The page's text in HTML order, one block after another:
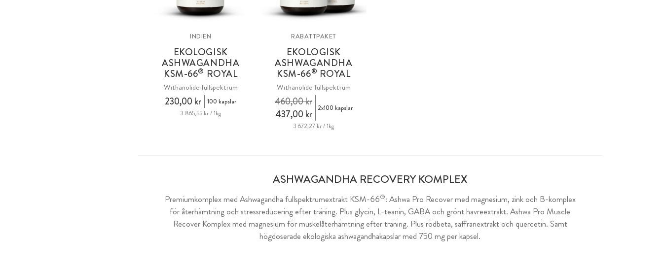
INDIEN
EKOLOGISK
ASHWAGANDHA
KSM-66® ROYAL
Withanolide fullspektrum
230,00 kr
100 kapslar
3 865,55 kr / 1kg
RABATTPAKET
EKOLOGISK
ASHWAGANDHA
KSM-66® ROYAL
Withanolide fullspektrum
437,00 kr
460,00 kr 2x100 kapslar
3 672,27 kr / 1kg
ASHWAGANDHA RECOVERY KOMPLEX
Premiumkomplex med Ashwagandha fullspektrumextrakt KSM-66®: Ashwa Pro Recover med magnesium, zink och B-komplex
för återhämtning och stressreducering efter träning. Plus glycin, L-teanin, GABA och grönt havreextrakt. Ashwa Pro Muscle
Recover Komplex med magnesium för muskelåterhämtning efter träning. Plus rödbeta, saffranextrakt och quercetin. Samt
högdoserade ekologiska ashwagandhakapslar med 750 mg per kapsel.